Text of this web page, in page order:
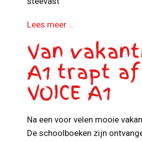
Lees meer …
Van
A1 trapt af
VOICE A1
Na een voor velen mooie
De schoolboeken zijn